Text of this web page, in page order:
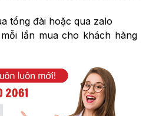
tổng đài hoặc qua zalo
lần mua cho khách hàng